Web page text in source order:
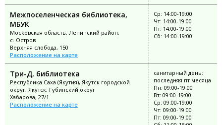
Межпоселенческая библиотека,
МБУК
Московская область, Ленинский район,
с. Остров
Верхняя слобода, 150
Расположение на карте
Ср: 14:00-19:00
Чт: 14:00-19:00
Пт: 14:00-19:00
Сб: 14:00-19:00
Три-Д, библиотека
Республика Саха (Якутия), Якутск городской
округ, Якутск, Губинский округ
Хабарова, 27/1
Расположение на карте
санитарный день:
последняя пт месяца
Пн: 09:00-19:00
Вт: 09:00-19:00
Ср: 09:00-19:00
Чт: 09:00-19:00
Пт: 09:00-19:00